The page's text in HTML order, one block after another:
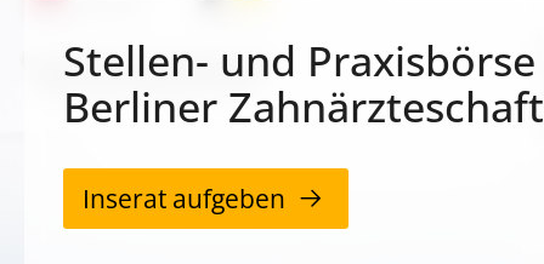
Stellen- und
Berliner Zahnärzteschaft
Inserat aufgeben